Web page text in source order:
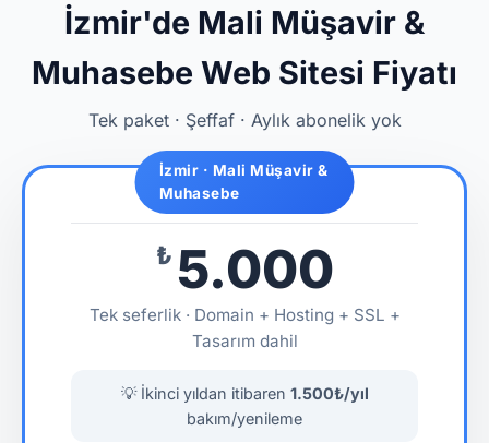
İzmir'de Mali Müşavir &
Muhasebe Web Sitesi Fiyatı
Tek paket · Şeffaf · Aylık abonelik yok
İzmir · Mali Müşavir &
Muhasebe
₺ 5.000
Tek seferlik · Domain + Hosting + SSL +
Tasarım dahil
💡 İkinci yıldan itibaren 1.500₺/yıl
bakım/yenileme